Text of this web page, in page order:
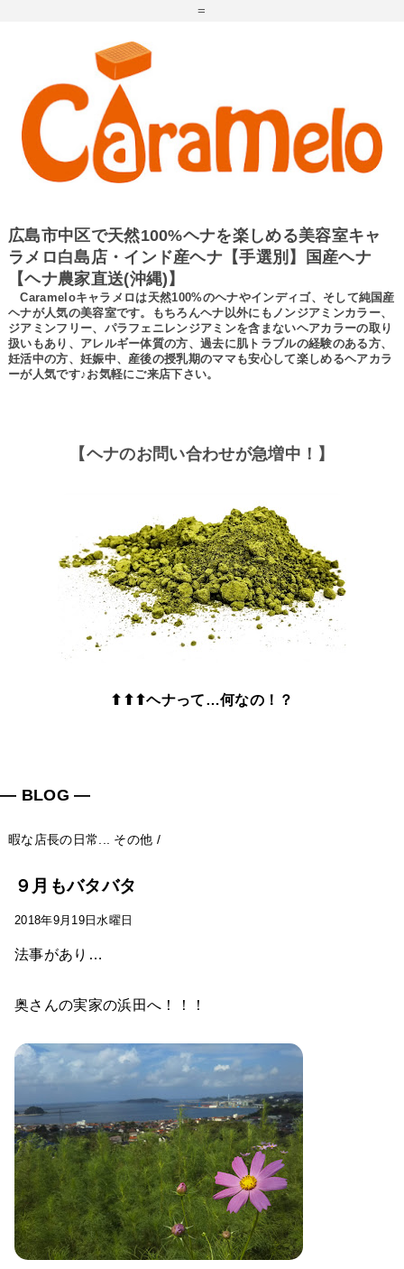
=
広島市中区で天然100%ヘナを楽しめる美容室キャ
ラメロ白島店・インド産ヘナ【手選別】国産ヘナ
【ヘナ農家直送(沖縄)】
Carameloキャラメロは天然100%のヘナやインディゴ、そして純国産
ヘナが人気の美容室です。もちろんヘナ以外にもノンジアミンカラー、
ジアミンフリー、パラフェニレンジアミンを含まないヘアカラーの取り
扱いもあり、アレルギー体質の方、過去に肌トラブルの経験のある方、
妊活中の方、妊娠中、産後の授乳期のママも安心して楽しめるヘアカラ
ーが人気です♪お気軽にご来店下さい。
【ヘナのお問い合わせが急増中！】
⬆⬆⬆ヘナって…何なの！？
― BLOG ―
暇な店長の日常... その他 /
９月もバタバタ
2018年9月19日水曜日
法事があり…
奥さんの実家の浜田へ！！！